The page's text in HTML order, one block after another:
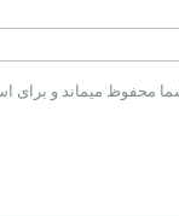
میماند و برای